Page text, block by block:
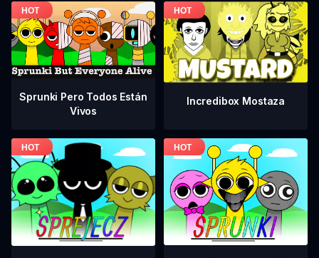
Sprunki Pero Todos Están
Vivos
Incredibox Mostaza